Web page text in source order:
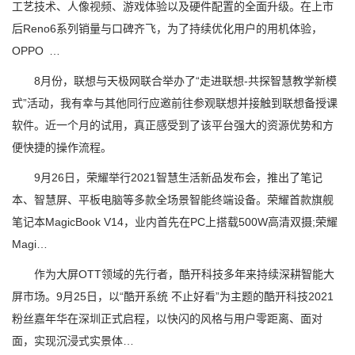
工艺技术、人像视频、游戏体验以及硬件配置的全面升级。在上市
后Reno6系列销量与口碑齐飞，为了持续优化用户的用机体验，
OPPO …
8月份，联想与天极网联合举办了“走进联想-共探智慧教学新模
式”活动，我有幸与其他同行应邀前往参观联想并接触到联想备授课
软件。近一个月的试用，真正感受到了该平台强大的资源优势和方
便快捷的操作流程。
9月26日，荣耀举行2021智慧生活新品发布会，推出了笔记
本、智慧屏、平板电脑等多款全场景智能终端设备。荣耀首款旗舰
笔记本MagicBook V14，业内首先在PC上搭载500W高清双摄;荣耀
Magi…
作为大屏OTT领域的先行者，酷开科技多年来持续深耕智能大
屏市场。9月25日，以“酷开系统 不止好看”为主题的酷开科技2021
粉丝嘉年华在深圳正式启程，以快闪的风格与用户零距离、面对
面，实现沉浸式实景体…